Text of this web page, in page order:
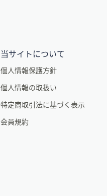
当サイトについて
個人情報保護方針
個人情報の取扱い
特定商取引法に基づく表示
会員規約